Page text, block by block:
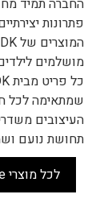
החברה תמיד
פתרונות
מושלמים
שמתאימה לכל
העיצובים
תחושת נועם
לכל מוצרי rice כלי מלמין